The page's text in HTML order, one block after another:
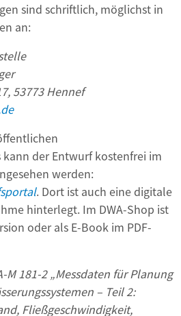
sind schriftlich, möglichst in
an:
53773 Hennef
der Entwurf kostenfrei im
werden:
. Dort ist auch eine digitale
hinterlegt. Im DWA-Shop ist
oder als E-Book im PDF-
181-2 „Messdaten für Planung
– Teil 2:
Fließgeschwindigkeit,